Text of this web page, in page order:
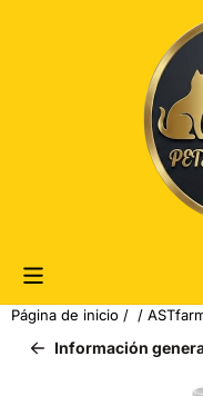
Las preferencias de
Página de inicio / /
Información